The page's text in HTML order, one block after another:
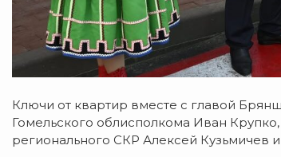
Ключи от квартир вместе с главой
Гомельского облисполкома Иван
регионального СКР Алексей Кузьмичев